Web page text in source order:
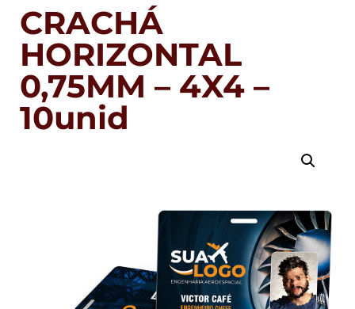
CRACHÁ
HORIZONTAL
0,75MM – 4X4 –
10unid